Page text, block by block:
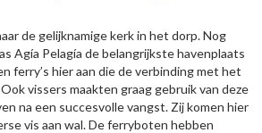
de gelijknamige kerk in het dorp. Nog
Agía Pelagía de belangrijkste havenplaats
ferry’s hier aan die de verbinding met het
vissers maakten graag gebruik van deze
na een succesvolle vangst. Zij komen hier
vis aan wal. De ferryboten hebben